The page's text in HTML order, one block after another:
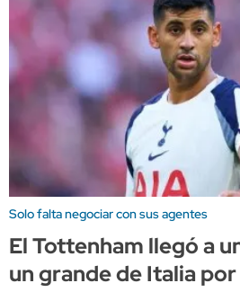
Solo falta negociar con sus agentes
El Tottenham llegó a
un grande de Italia